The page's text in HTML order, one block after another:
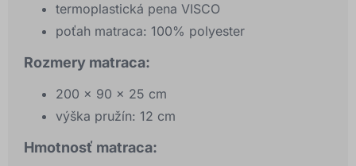
termoplastická pena VISCO
poťah matraca: 100% polyester
Rozmery matraca:
200 x 90 x 25 cm
výška pružín: 12 cm
Hmotnosť matraca: